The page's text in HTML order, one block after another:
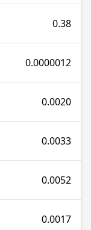
0.38
0.0000012
0.0020
0.0033
0.0052
0.0017